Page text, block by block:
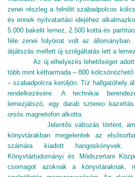
zenei részleg a felnőtt szabadpolcos
és ennek nyitvatartási idejéhez
5.000 bakelit lemez, 2.500 kotta és
féle zenei folyóirat volt az
átjátszás mellett új szolgáltatás lett a
Az új elhelyezés lehetőséget adott
több mint kétharmada – 800
– szabadpolcra kerüljön. Tíz hallgatóhely
rendelkezésére. A technikai
lemezjátszó, egy darab sztereo
orsós magnetofon alkotta.
Jelentős változás történt, amikor
könyvtárakban megjelentek az
számára kiadott
Könyvtártudományi és Módszertani
csomagot azoknak a könyvtáraknak,